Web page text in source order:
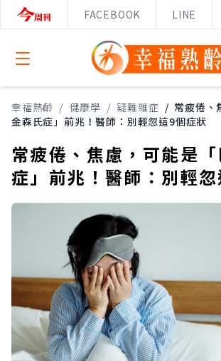
FACEBOOK LINE
Open menu
幸福熟齡 / 健康學 / 疑難雜症 / 常疲倦、
金森氏症」前兆！醫師：別輕忽這9個症狀
常疲倦、焦慮，可能是
症」前兆！醫師：別輕